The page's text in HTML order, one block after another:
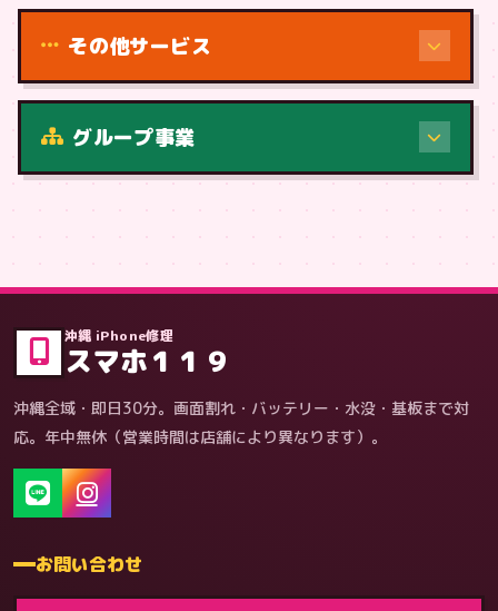
症状・内容から
その他サービス
グループ事業
沖縄 iPhone修理
スマホ１１９
沖縄全域・即日30分。画面割れ・バッテリー・水没・基板まで対
応。年中無休（営業時間は店舗により異なります）。
お問い合わせ